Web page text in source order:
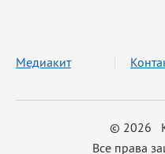
© 2026
Все права
Медиакит